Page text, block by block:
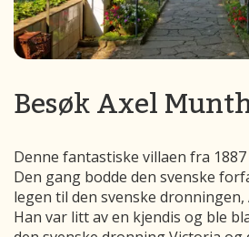
Besøk Axel
Denne fantastiske villaen fra
Den gang bodde den svenske
legen til den svenske dronningen
Han var litt av en kjendis og ble